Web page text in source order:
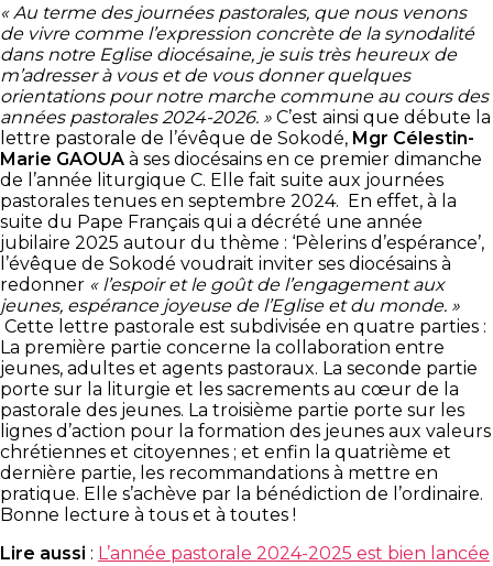
« Au terme des journées pastorales, que nous venons
de vivre comme l’expression concrète de la synodalité
dans notre Eglise diocésaine, je suis très heureux de
m’adresser à vous et de vous donner quelques
orientations pour notre marche commune au cours des
années pastorales 2024-2026. » C’est ainsi que débute la
lettre pastorale de l’évêque de Sokodé, Mgr Célestin-
Marie GAOUA à ses diocésains en ce premier dimanche
de l’année liturgique C. Elle fait suite aux journées
pastorales tenues en septembre 2024. En effet, à la
suite du Pape Français qui a décrété une année
jubilaire 2025 autour du thème : ‘Pèlerins d’espérance’,
l’évêque de Sokodé voudrait inviter ses diocésains à
redonner « l’espoir et le goût de l’engagement aux
jeunes, espérance joyeuse de l’Eglise et du monde. »
Cette lettre pastorale est subdivisée en quatre parties :
La première partie concerne la collaboration entre
jeunes, adultes et agents pastoraux. La seconde partie
porte sur la liturgie et les sacrements au cœur de la
pastorale des jeunes. La troisième partie porte sur les
lignes d’action pour la formation des jeunes aux valeurs
chrétiennes et citoyennes ; et enfin la quatrième et
dernière partie, les recommandations à mettre en
pratique. Elle s’achève par la bénédiction de l’ordinaire.
Bonne lecture à tous et à toutes !
Lire aussi : L’année pastorale 2024-2025 est bien lancée